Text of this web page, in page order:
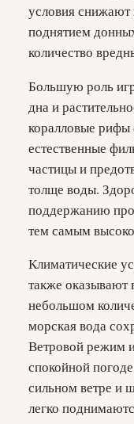
условия снижают
поднятием
количество
Большую роль
дна и
коралловые
естественные
частицы и
толще воды.
поддержанию
тем самым
Климатические
также оказывают
небольшом
морская вода
Ветровой режим
спокойной
сильном ветре и
легко